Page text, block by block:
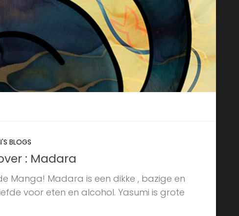
BLOGS
: Madara
Manga! Madara is een dikke , bazige en
voor eten en alcohol. Yasumi is grote